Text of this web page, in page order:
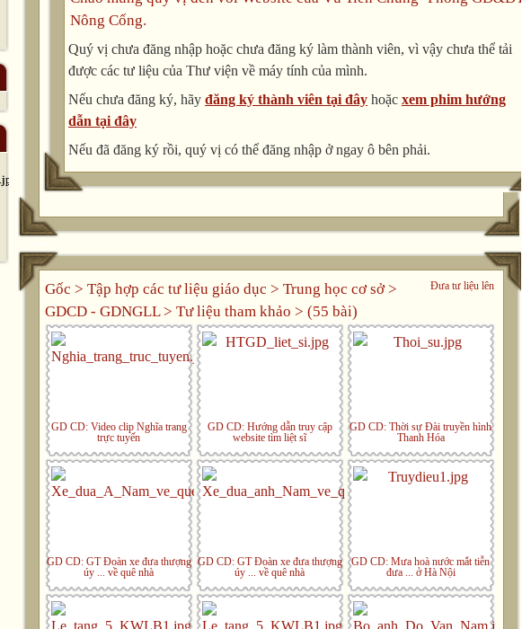
Nông Cống.
Quý vị chưa đăng nhập hoặc chưa đăng ký làm thành viên, vì vậy chưa thể tải
được các tư liệu của Thư viện về máy tính của mình.
Nếu chưa đăng ký, hãy đăng ký thành viên tại đây hoặc xem phim hướng
dẫn tại đây
Nếu đã đăng ký rồi, quý vị có thể đăng nhập ở ngay ô bên phải.
Đưa tư liệu lên
Gốc > Tập hợp các tư liệu giáo dục > Trung học cơ sở>
GDCD - GDNGLL> Tư liệu tham khảo > (55 bài)
GD CD: Video clip Nghĩa trang
trực tuyến
GD CD: Hướng dẫn truy cập
website tìm liệt sĩ
GD CD: Thời sự Đài truyền hình
Thanh Hóa
GD CD: GT Đoàn xe đưa thượng
úy ... về quê nhà
GD CD: GT Đoàn xe đưa thượng
úy ... về quê nhà
GD CD: Mưa hoà nước mắt tiễn
đưa ... ở Hà Nội